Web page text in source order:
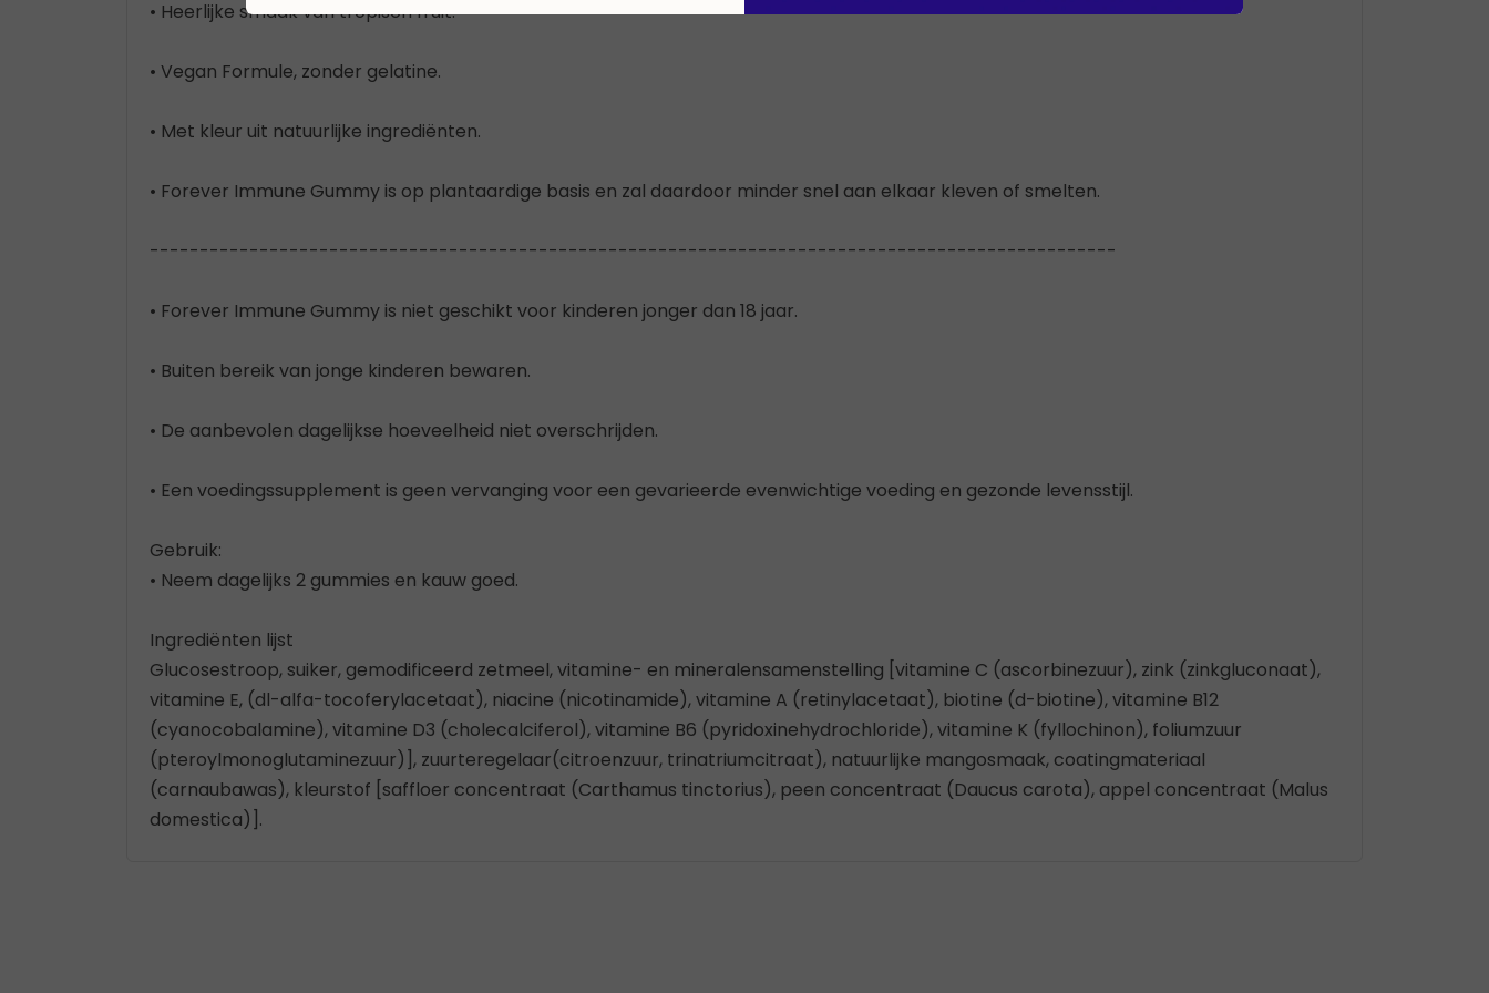
• Heerlijke smaak van tropisch fruit.
• Vegan Formule, zonder gelatine.
• Met kleur uit natuurlijke ingrediënten.
• Forever Immune Gummy is op plantaardige basis en zal daardoor minder snel aan elkaar kleven of smelten.
-------------------------------------------------------------------------------------------------
• Forever Immune Gummy is niet geschikt voor kinderen jonger dan 18 jaar.
• Buiten bereik van jonge kinderen bewaren.
• De aanbevolen dagelijkse hoeveelheid niet overschrijden.
• Een voedingssupplement is geen vervanging voor een gevarieerde evenwichtige voeding en gezonde levensstijl.
Gebruik:
• Neem dagelijks 2 gummies en kauw goed.
Ingrediënten lijst
Glucosestroop, suiker, gemodificeerd zetmeel, vitamine- en mineralensamenstelling [vitamine C (ascorbinezuur), zink (zinkgluconaat),
vitamine E, (dl-alfa-tocoferylacetaat), niacine (nicotinamide), vitamine A (retinylacetaat), biotine (d-biotine), vitamine B12
(cyanocobalamine), vitamine D3 (cholecalciferol), vitamine B6 (pyridoxinehydrochloride), vitamine K (fyllochinon), foliumzuur
(pteroylmonoglutaminezuur)], zuurteregelaar(citroenzuur, trinatriumcitraat), natuurlijke mangosmaak, coatingmateriaal
(carnaubawas), kleurstof [saffloer concentraat (Carthamus tinctorius), peen concentraat (Daucus carota), appel concentraat (Malus
domestica)].